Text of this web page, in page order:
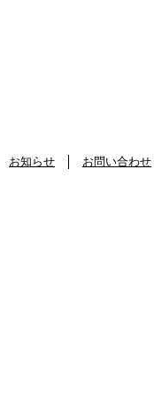
お知らせ お問い合わせ